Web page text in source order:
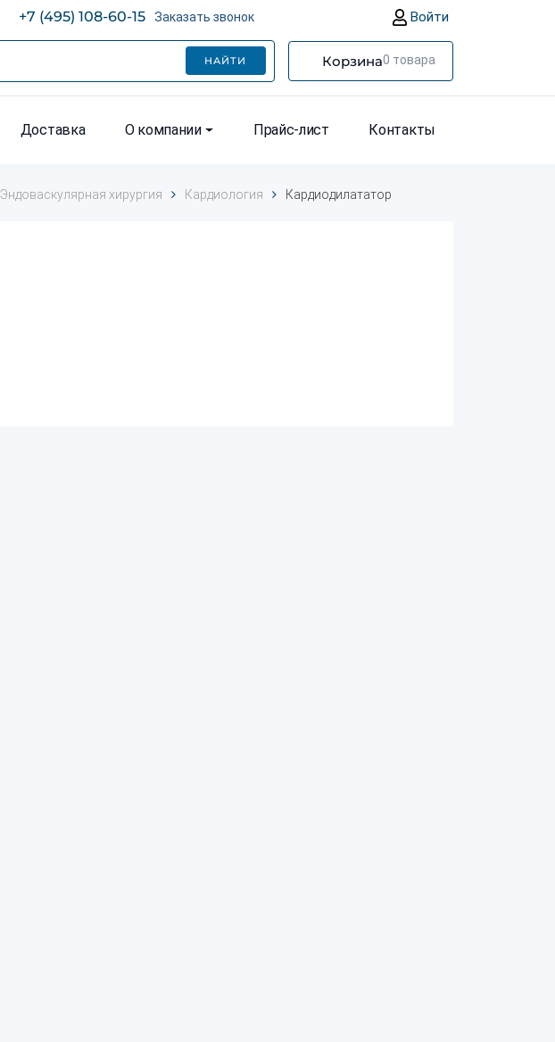
+7 (495) 108-60-15 Заказать звонок Войти
НАЙТИ Корзина0 товара
Доставка О компании Прайс-лист Контакты
Эндоваскулярная хирургия Кардиология Кардиодилататор